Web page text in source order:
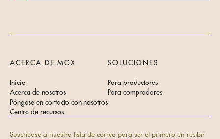
ACERCA DE MGX
Inicio
Acerca de nosotros
Póngase en contacto con nosotros
Centro de recursos
SOLUCIONES
Para productores
Para compradores
Suscríbase a nuestra lista de correo para ser el primero en recibir